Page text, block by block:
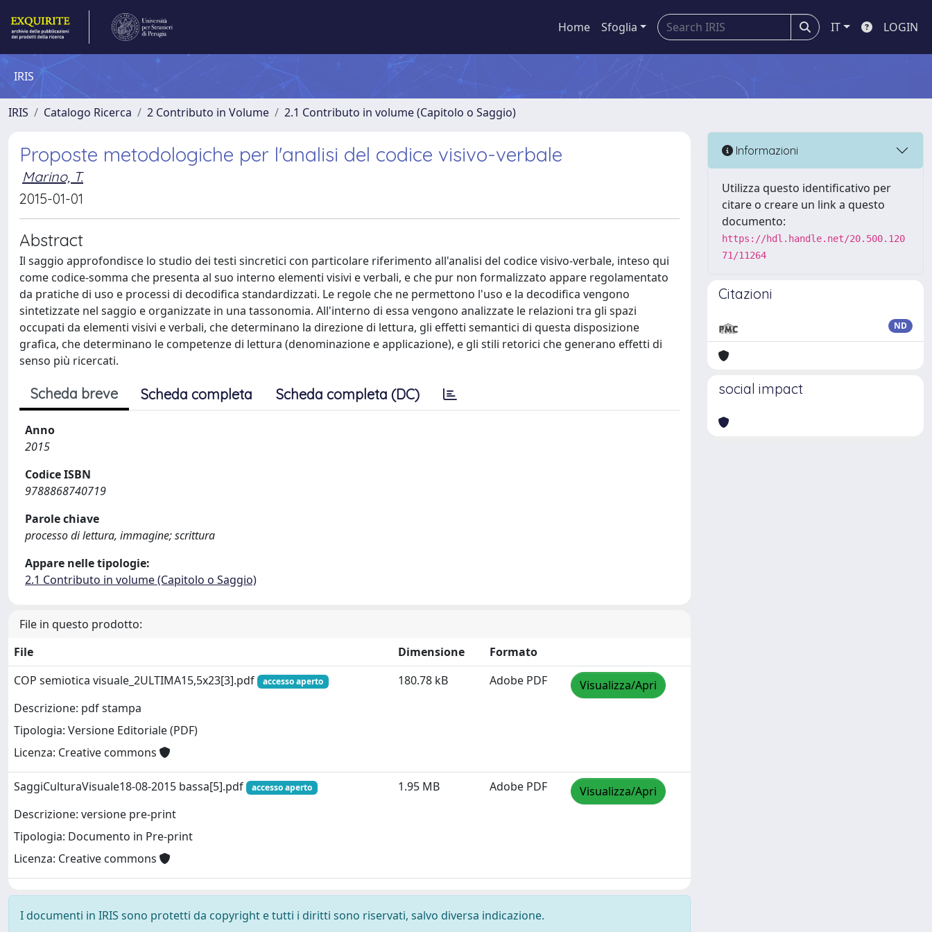
Home Sfoglia IT LOGIN
IRIS
IRIS Catalogo Ricerca 2 Contributo in Volume 2.1 Contributo in volume (Capitolo o Saggio)
Proposte metodologiche per l'analisi del codice visivo-verbale
Marino, T.
2015-01-01
Abstract
Il saggio approfondisce lo studio dei testi sincretici con particolare riferimento all'analisi del codice visivo-verbale, inteso qui
come codice-somma che presenta al suo interno elementi visivi e verbali, e che pur non formalizzato appare regolamentato
da pratiche di uso e processi di decodifica standardizzati. Le regole che ne permettono l'uso e la decodifica vengono
sintetizzate nel saggio e organizzate in una tassonomia. All'interno di essa vengono analizzate le relazioni tra gli spazi
occupati da elementi visivi e verbali, che determinano la direzione di lettura, gli effetti semantici di questa disposizione
grafica, che determinano le competenze di lettura (denominazione e applicazione), e gli stili retorici che generano effetti di
senso più ricercati.
Scheda breve Scheda completa Scheda completa (DC)
Anno
2015
Codice ISBN
9788868740719
Parole chiave
processo di lettura, immagine; scrittura
Appare nelle tipologie:
2.1 Contributo in volume (Capitolo o Saggio)
File in questo prodotto:
File
Dimensione
Formato
COP semiotica visuale_2ULTIMA15,5x23[3].pdf
accesso aperto
Descrizione: pdf stampa
Tipologia: Versione Editoriale (PDF)
Licenza: Creative commons
180.78 kB Adobe PDF Visualizza/Apri
SaggiCulturaVisuale18-08-2015 bassa[5].pdf accesso aperto
Descrizione: versione pre-print
Tipologia: Documento in Pre-print
Licenza: Creative commons
1.95 MB Adobe PDF Visualizza/Apri
I documenti in IRIS sono protetti da copyright e tutti i diritti sono riservati, salvo diversa indicazione.
Informazioni
Utilizza questo identificativo per
citare o creare un link a questo
documento:
https://hdl.handle.net/20.500.120
71/11264
Citazioni
ND
social impact